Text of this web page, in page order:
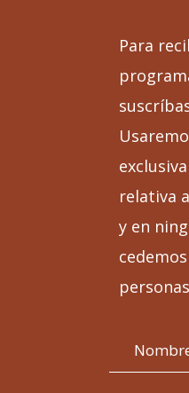
Para
relativa
y en